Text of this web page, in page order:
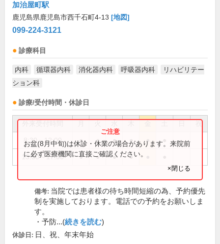
加治屋町駅
鹿児島県鹿児島市西千石町4-13 [地図]
099-224-3121
診療科目
内科 循環器内科 消化器内科 呼吸器内科
リハビリテー
ション科
診療/受付時間・休診日
祝
8:30～12:00 ● ● ● ● ●
13:30～17:00 ● ● ● ●
お盆(8月中旬)は休診・休業の場合があります。来院前
に必ず医療機関に直接ご確認ください。
×閉じる
備考: 当院では患者様の待ち時間短縮の為、予約優先
制を実施しております。電話での予約をお願いしま
す。
・予防...(続きを読む)
休診日: 日、祝、年末年始